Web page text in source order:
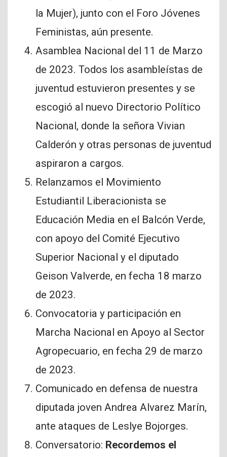
la Mujer), junto con el Foro Jóvenes
Feministas, aún presente.
Asamblea Nacional del 11 de Marzo
de 2023. Todos los asambleístas de
juventud estuvieron presentes y se
escogió al nuevo Directorio Político
Nacional, donde la señora Vivian
Calderón y otras personas de juventud
aspiraron a cargos.
Relanzamos el Movimiento
Estudiantil Liberacionista se
Educación Media en el Balcón Verde,
con apoyo del Comité Ejecutivo
Superior Nacional y el diputado
Geison Valverde, en fecha 18 marzo
de 2023.
Convocatoria y participación en
Marcha Nacional en Apoyo al Sector
Agropecuario, en fecha 29 de marzo
de 2023.
Comunicado en defensa de nuestra
diputada joven Andrea Alvarez Marín,
ante ataques de Leslye Bojorges.
Conversatorio: Recordemos el